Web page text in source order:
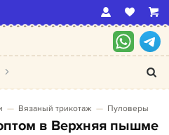
Вязаный трикотаж Пуловеры
в Верхняя пышме